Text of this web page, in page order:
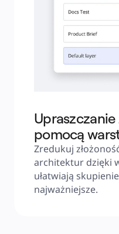
Upraszczanie
pomocą
Zredukuj
architektur dzięki
ułatwiają
najważniejsze.